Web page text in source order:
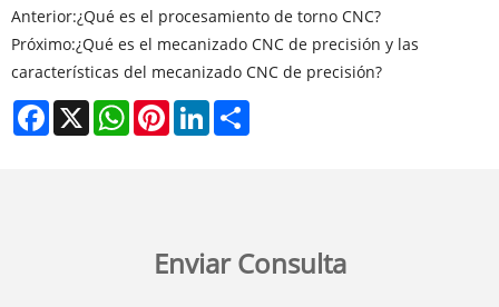
Anterior:¿Qué es el procesamiento de torno CNC?
Próximo:¿Qué es el mecanizado CNC de precisión y las
características del mecanizado CNC de precisión?
Facebook
X WhatsAppPinterestLinkedIn
Enviar Consulta